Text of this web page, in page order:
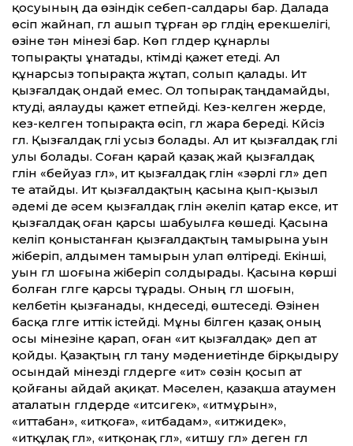
қосуының да өзіндік себеп-салдары бар. Далада
өсіп жайнап, гүл ашып тұрған әр гүлдің ерекшелігі,
өзіне тән мінезі бар. Көп гүлдер құнарлы
топырақты ұнатады, күтімді қажет етеді. Ал
құнарсыз топырақта жұтап, солып қалады. Ит
қызғалдақ ондай емес. Ол топырақ таңдамайды,
күтуді, аялауды қажет етпейді. Кез-келген жерде,
кез-келген топырақта өсіп, гүл жара береді. Күйсіз
гүл. Қызғалдақ гүлі усыз болады. Ал ит қызғалдақ гүлі
улы болады. Соған қарай қазақ жай қызғалдақ
гүлін «бейуаз гүл», ит қызғалдақ гүлін «зәрлі гүл» деп
те атайды. Ит қызғалдақтың қасына қып-қызыл
әдемі де әсем қызғалдақ гүлін әкеліп қатар ексе, ит
қызғалдақ оған қарсы шабуылға көшеді. Қасына
келіп қоныстанған қызғалдақтың тамырына уын
жіберіп, алдымен тамырын улап өлтіреді. Екінші,
уын гүл шоғына жіберіп солдырады. Қасына көрші
болған гүлге қарсы тұрады. Оның гүл шоғын,
келбетін қызғанады, күндеседі, өштеседі. Өзінен
басқа гүлге иттік істейді. Мұны білген қазақ оның
осы мінезіне қарап, оған «ит қызғалдақ» деп ат
қойды. Қазақтың гүл тану мәдениетінде бірқыдыру
осындай мінезді гүлдерге «ит» сөзін қосып ат
қойғаны айдай ақиқат. Мәселен, қазақша атаумен
аталатын гүлдерде «итсигек», «итмұрын»,
«иттабан», «итқоға», «итбадам», «итжидек»,
«итқұлақ гүл», «итқонақ гүл», «итшу гүл» деген гүл